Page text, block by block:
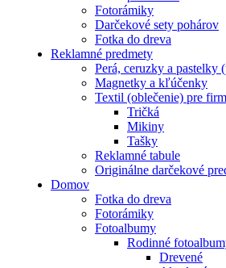
Fotorámiky
Darčekové sety pohárov
Fotka do dreva
Reklamné predmety
Perá, ceruzky a pastelky
Magnetky a kľúčenky
Textil (oblečenie) pre
Tričká
Mikiny
Tašky
Reklamné tabule
Originálne darčekové
Domov
Fotka do dreva
Fotorámiky
Fotoalbumy
Rodinné
Drevené